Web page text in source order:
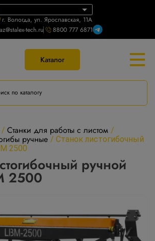
г. Вологда, ул. Ярославская, 11А
tech.ru
8800 777 6871
Каталог
/ Станки для работы с листом /
ручные / Станок листогибочный
2500
ручной
2500